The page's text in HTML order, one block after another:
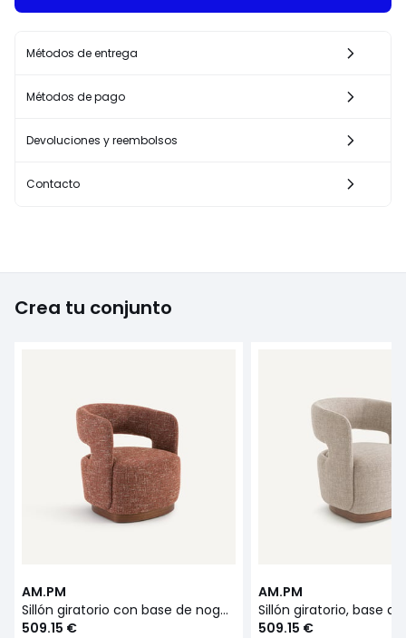
Métodos de entrega
Métodos de pago
Devoluciones y reembolsos
Contacto
Crea tu conjunto
AM.PM
Sillón giratorio con base de nogal y tela texturizada, Jesper
509.15 €
AM.PM
509.15 €